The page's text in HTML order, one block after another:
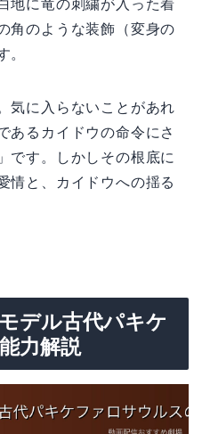
地に竜の刺繍が入った着
角のような装飾（変身の
。
気に入らないことがあれ
あるカイドウの命令にさ
です。しかしその根底に
情と、カイドウへの揺る
デル古代パキケ
力解説